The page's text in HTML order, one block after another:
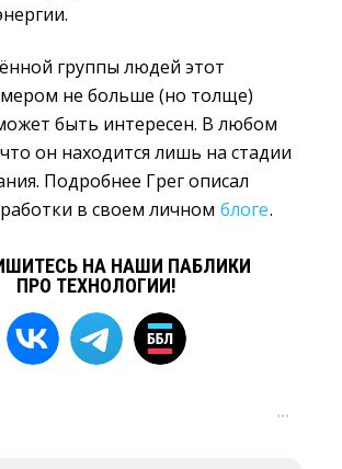
группы людей этот
не больше (но толще)
быть интересен. В любом
он находится лишь на стадии
Подробнее Грег описал
в своем личном блоге.
НА НАШИ ПАБЛИКИ
ПРО ТЕХНОЛОГИИ!
···